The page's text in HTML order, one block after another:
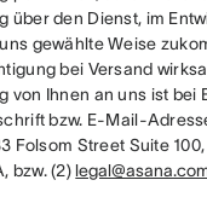
über den Dienst, im
gewählte Weise
bei Versand
von Ihnen an uns ist bei
bzw. E-Mail-
Folsom Street Suite
bzw. (2)